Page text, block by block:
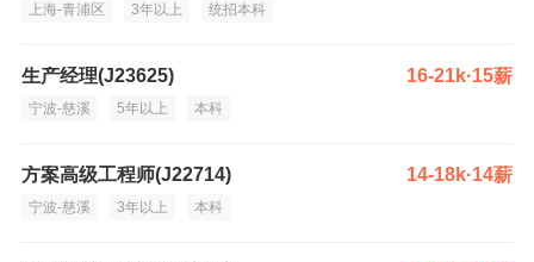
上海-青浦区 3年以上 统招本科
生产经理(J23625) 16-21k·15薪
宁波-慈溪 5年以上 本科
方案高级工程师(J22714) 14-18k·14薪
宁波-慈溪 3年以上 本科